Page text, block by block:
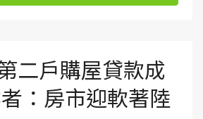
二戶購屋貸款成
：房市迎軟著陸